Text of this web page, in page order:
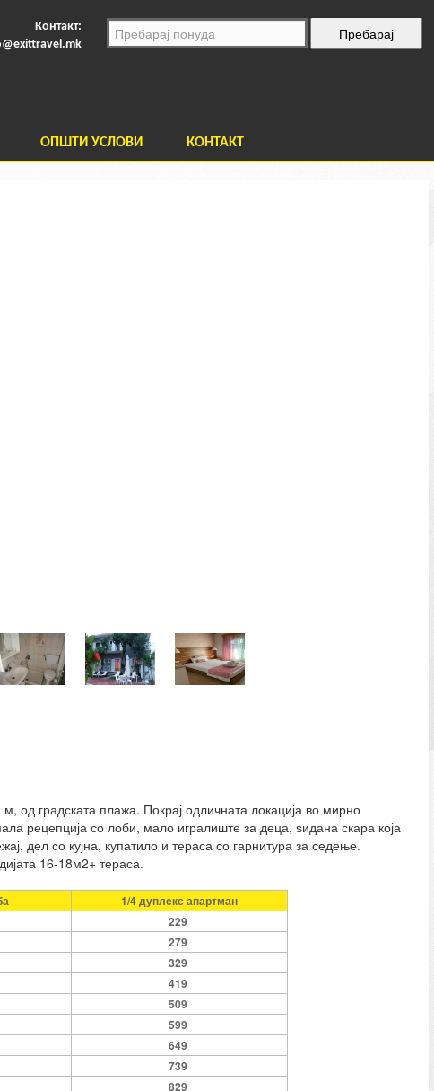
Контакт:
ОПШТИ УСЛОВИ КОНТАКТ
од градската плажа. Покрај одличната локација во мирно
рецепција со лоби, мало игралиште за деца, ѕидана скара која
дел со кујна, купатило и тераса со гарнитура за седење.
16-18м2+ тераса.
1/4 дуплекс апартман
229
279
329
419
509
599
649
739
829